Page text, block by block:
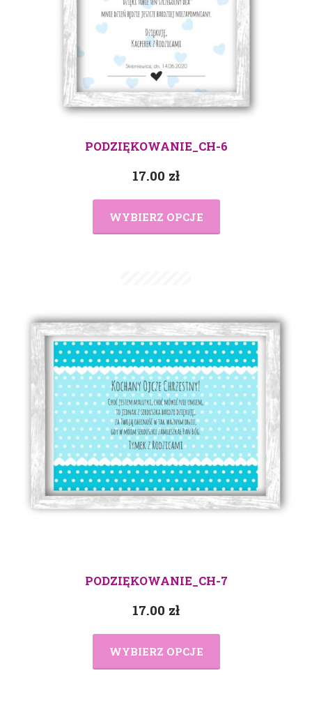
PODZIĘKOWANIE_CH-6
17.00 zł
WYBIERZ OPCJE
PODZIĘKOWANIE_CH-7
17.00 zł
WYBIERZ OPCJE